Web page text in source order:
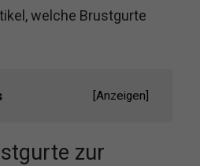
welche Brustgurte
[Anzeigen]
zur